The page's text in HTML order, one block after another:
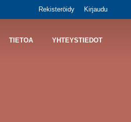
Rekisteröidy Kirjaudu
TIETOA YHTEYSTIEDOT